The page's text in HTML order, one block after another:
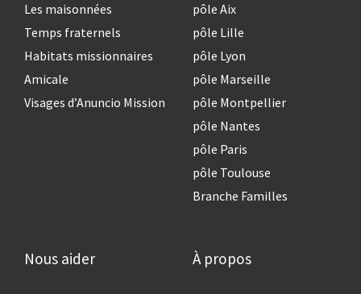
Les maisonnées
Temps fraternels
Habitats missionnaires
Amicale
Visages d’Anuncio Mission
pôle Aix
pôle Lille
pôle Lyon
pôle Marseille
pôle Montpellier
pôle Nantes
pôle Paris
pôle Toulouse
Branche Familles
Nous aider À propos